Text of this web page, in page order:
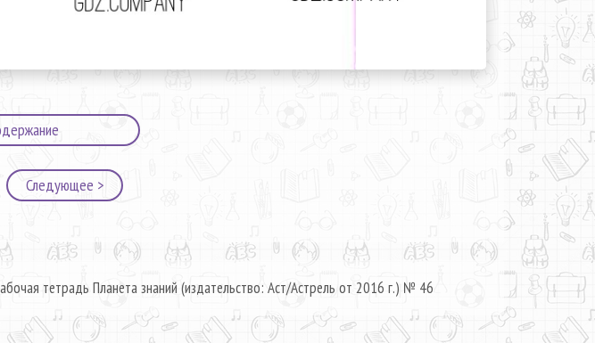
Следующее >
тетрадь Планета знаний (издательство: Аст/Астрель от 2016 г.) № 46